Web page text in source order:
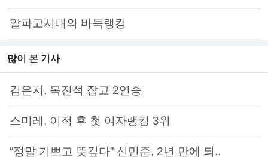
알파고시대의 바둑랭킹
많이 본 기사
김은지, 목진석 잡고 2연승
스미레, 이적 후 첫 여자랭킹 3위
“정말 기쁘고 뜻깊다” 신민준, 2년 만에 되..